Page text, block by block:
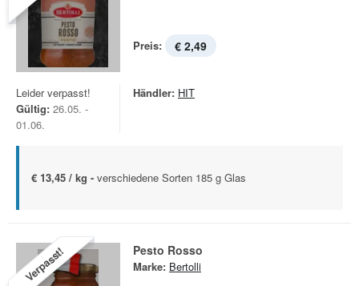
Preis: € 2,49
Leider verpasst!
Gültig: 26.05. -
01.06.
Händler: HIT
€ 13,45 / kg - verschiedene Sorten 185 g Glas
Verpasst! Pesto Rosso
Marke: Bertolli